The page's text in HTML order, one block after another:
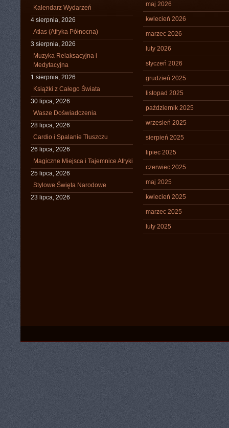
Kalendarz Wydarzeń
4 sierpnia, 2026
Atlas (Afryka Północna)
3 sierpnia, 2026
Muzyka Relaksacyjna i
Medytacyjna
1 sierpnia, 2026
Książki z Całego Świata
30 lipca, 2026
Wasze Doświadczenia
28 lipca, 2026
Cardio i Spalanie Tłuszczu
26 lipca, 2026
Magiczne Miejsca i Tajemnice Afryki
25 lipca, 2026
Stylowe Święta Narodowe
23 lipca, 2026
maj 2026
kwiecień 2026
marzec 2026
luty 2026
styczeń 2026
grudzień 2025
listopad 2025
październik 2025
wrzesień 2025
sierpień 2025
lipiec 2025
czerwiec 2025
maj 2025
kwiecień 2025
marzec 2025
luty 2025